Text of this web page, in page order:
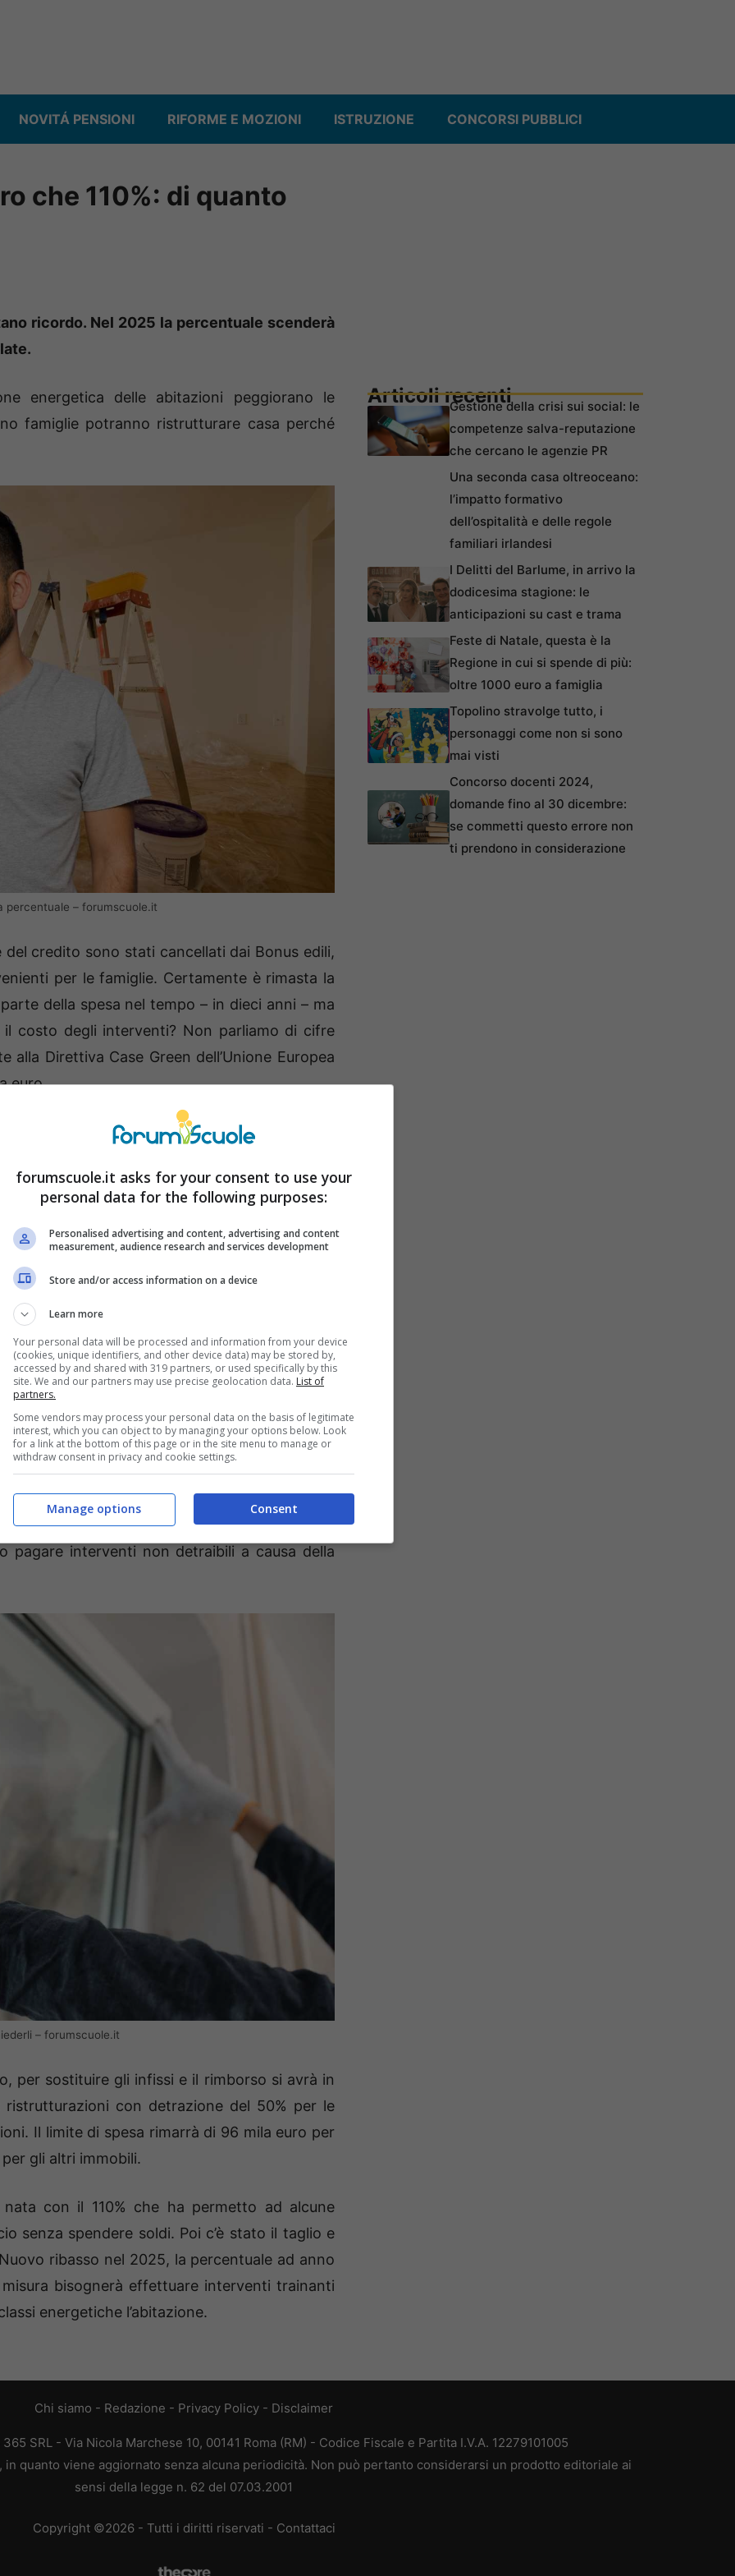
NOVITÁ PENSIONI RIFORME E MOZIONI ISTRUZIONE CONCORSI PUBBLICI
che 110%: di quanto
ricordo. Nel 2025 la percentuale scenderà
energetica delle abitazioni peggiorano le
famiglie potranno ristrutturare casa perché
percentuale – forumscuole.it
credito sono stati cancellati dai Bonus edili,
per le famiglie. Certamente è rimasta la
della spesa nel tempo – in dieci anni – ma
costo degli interventi? Non parliamo di cifre
Direttiva Case Green dell’Unione Europea
euro.
poi recuperare dal 50 al 75%nei successivi
(e che prestito!) ma anche qui c’è un
che già hanno un mutuo sulle spalle.
risulta impossibile. La situazione, dunque, è
dallo Stato o dall’Unione Europea continuano
che nel 2025 diventeranno ancora meno
meno famiglie potranno
edili ma apportando alcuni cambiamenti che
casi. Continuerà ad essere disponibile
principale. La detrazione sarà del
principale, del 36% per le altre abitazioni nel
2026 e 2027. Attenzione, dunque, a dove si ha
pagare interventi non detraibili a causa della
– forumscuole.it
per sostituire gli infissi e il rimborso si avrà in
con detrazione del 50% per le
Il limite di spesa rimarrà di 96 mila euro per
gli altri immobili.
con il 110% che ha permetto ad alcune
senza spendere soldi. Poi c’è stato il taglio e
ribasso nel 2025, la percentuale ad anno
bisognerà effettuare interventi trainanti
energetiche l’abitazione.
Articoli recentiGestione della crisi sui social: le
competenze salva-reputazione
che cercano le agenzie PR
Una seconda casa oltreoceano:
l’impatto formativo
dell’ospitalità e delle regole
familiari irlandesi
I Delitti del Barlume, in arrivo la
dodicesima stagione: le
anticipazioni su cast e trama
Feste di Natale, questa è la
Regione in cui si spende di più:
oltre 1000 euro a famiglia
Topolino stravolge tutto, i
personaggi come non si sono
mai visti
Concorso docenti 2024,
domande fino al 30 dicembre:
se commetti questo errore non
ti prendono in considerazione
Chi siamo - Redazione - Privacy Policy - Disclaimer
SRL - Via Nicola Marchese 10, 00141 Roma (RM) - Codice Fiscale e Partita I.V.A. 12279101005
quanto viene aggiornato senza alcuna periodicità. Non può pertanto considerarsi un prodotto editoriale ai
sensi della legge n. 62 del 07.03.2001
Copyright ©2026 - Tutti i diritti riservati - Contattaci
forumscuole.it asks for your consent to use your
personal data for the following purposes:
Personalised advertising and content, advertising and content
measurement, audience research and services development
Store and/or access information on a device
Learn more
Your personal data will be processed and information from your device
(cookies, unique identifiers, and other device data) may be stored by,
accessed by and shared with 319 partners, or used specifically by this
site. We and our partners may use precise geolocation data. List of
partners.
Some vendors may process your personal data on the basis of legitimate
interest, which you can object to by managing your options below. Look
for a link at the bottom of this page or in the site menu to manage or
withdraw consent in privacy and cookie settings.
Consent
Manage options